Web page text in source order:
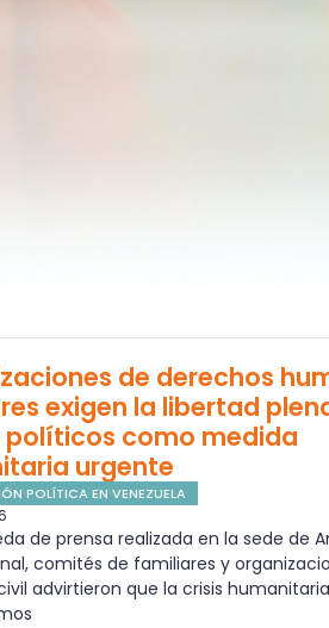
de derechos
exigen la libertad
políticos como medida
urgente
POLÍTICA EN VENEZUELA
de prensa realizada en la sede de
comités de familiares y
advirtieron que la crisis